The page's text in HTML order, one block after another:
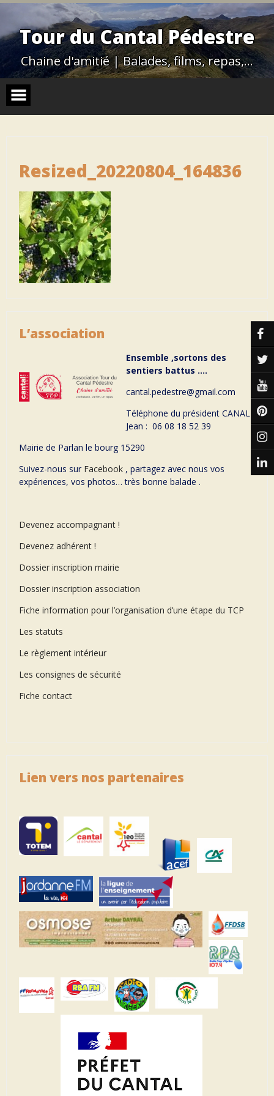
Skip
contentTour du Cantal Pédestre
Chaine d'amitié | Balades, films, repas,…
Resized_20220804_164836
L’association
Ensemble ,sortons des
sentiers battus ….
cantal.pedestre@gmail.com
Téléphone du président CANAL
Jean : 06 08 18 52 39
Mairie de Parlan le bourg 15290
Suivez-nous sur Facebook , partagez avec nous vos
expériences, vos photos… très bonne balade .
Devenez accompagnant !
Devenez adhérent !
Dossier inscription mairie
Dossier inscription association
Fiche information pour l’organisation d’une étape du TCP
Les statuts
Le règlement intérieur
Les consignes de sécurité
Fiche contact
Lien vers nos partenaires